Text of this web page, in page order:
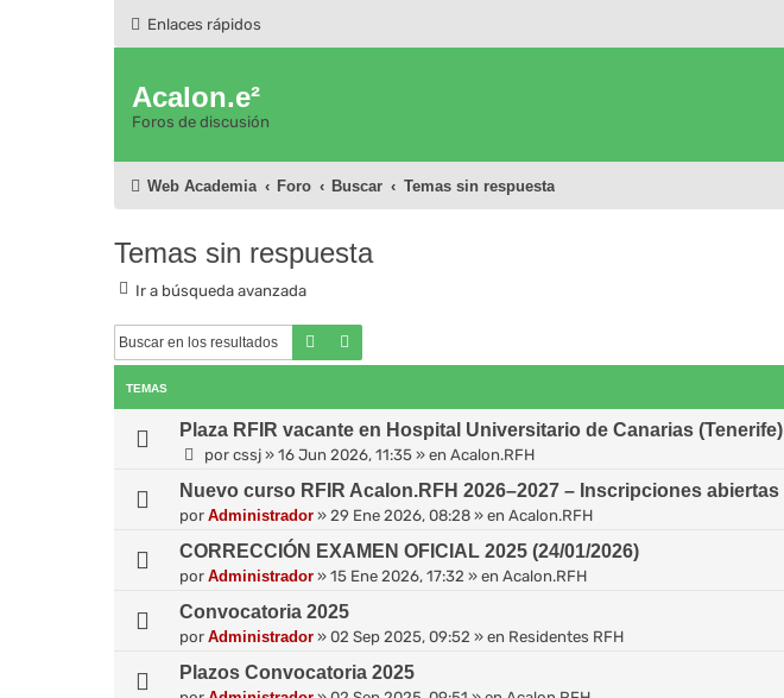
Enlaces rápidos
Acalon.e²
Foros de discusión
Web Academia Foro Buscar Temas sin respuesta
Temas sin respuesta
Ir a búsqueda avanzada
Buscar
TEMAS
Plaza RFIR vacante en Hospital Universitario de Canarias (Tenerife)
por cssj » 16 Jun 2026, 11:35 » en Acalon.RFH
Nuevo curso RFIR Acalon.RFH 2026–2027 – Inscripciones abiertas
por Administrador » 29 Ene 2026, 08:28 » en Acalon.RFH
CORRECCIÓN EXAMEN OFICIAL 2025 (24/01/2026)
por Administrador » 15 Ene 2026, 17:32 » en Acalon.RFH
Convocatoria 2025
por Administrador » 02 Sep 2025, 09:52 » en Residentes RFH
Plazos Convocatoria 2025